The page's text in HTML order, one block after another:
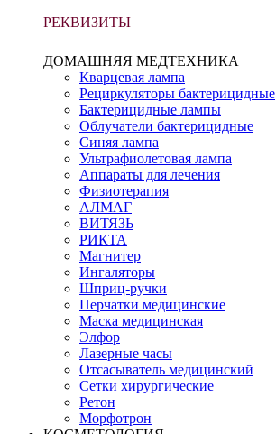
РЕКВИЗИТЫ
ДОМАШНЯЯ МЕДТЕХНИКА
Кварцевая лампа
Рециркуляторы бактерицидные
Бактерицидные лампы
Облучатели бактерицидные
Синяя лампа
Ультрафиолетовая лампа
Аппараты для лечения
Физиотерапия
АЛМАГ
ВИТЯЗЬ
РИКТА
Магнитер
Ингаляторы
Шприц-ручки
Перчатки медицинские
Маска медицинская
Элфор
Лазерные часы
Отсасыватель медицинский
Сетки хирургические
Ретон
Морфотрон